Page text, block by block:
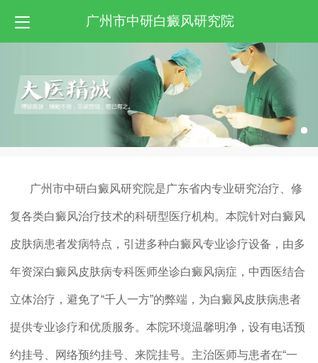
广州市中研白癜风研究院
广州市中研白癜风研究院是广东省内专业研究治疗、修
复各类白癜风治疗技术的科研型医疗机构。本院针对白癜风
皮肤病患者发病特点，引进多种白癜风专业诊疗设备，由多
年资深白癜风皮肤病专科医师坐诊白癜风病症，中西医结合
立体治疗，避免了“千人一方”的弊端，为白癜风皮肤病患者
提供专业诊疗和优质服务。本院环境温馨明净，设有电话预
约挂号、网络预约挂号、来院挂号。主治医师与患者在“一